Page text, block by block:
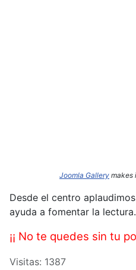
Joomla Gallery makes
Desde el centro
ayuda a fomentar la lectura.
¡¡ No te quedes sin tu
Visitas: 1387